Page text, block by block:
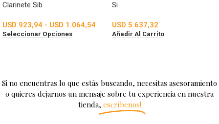
Clarinete Sib
USD 923,94 - USD 1.064,54
Seleccionar Opciones
Si
USD 5.637,32
Añadir Al Carrito
Si no encuentras lo que estás buscando, necesitas asesoramiento
o quieres dejarnos un mensaje sobre tu experiencia en nuestra
tienda, escríbenos!